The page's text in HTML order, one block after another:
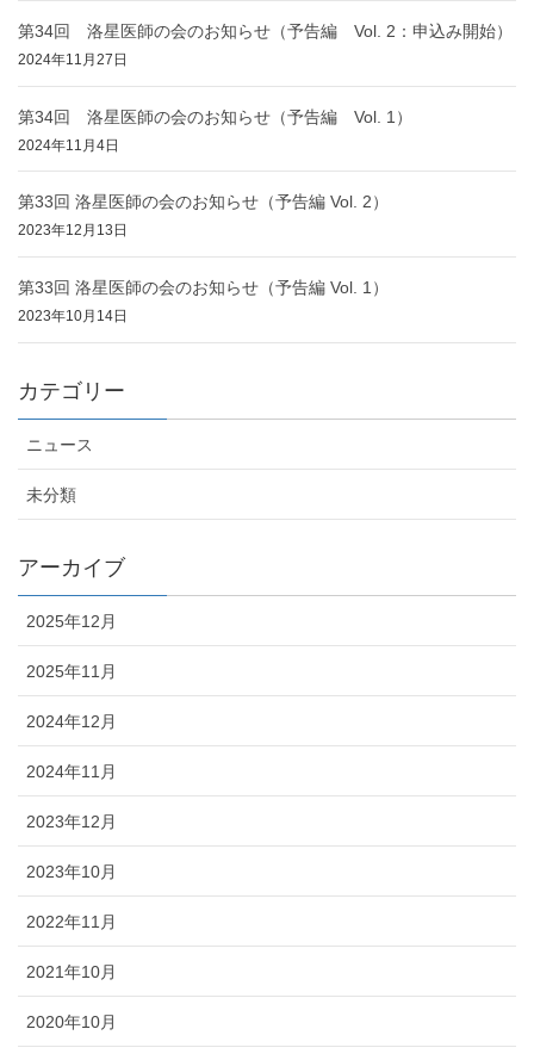
第34回 洛星医師の会のお知らせ（予告編 Vol. 2：申込み開始）
2024年11月27日
第34回 洛星医師の会のお知らせ（予告編 Vol. 1）
2024年11月4日
第33回 洛星医師の会のお知らせ（予告編 Vol. 2）
2023年12月13日
第33回 洛星医師の会のお知らせ（予告編 Vol. 1）
2023年10月14日
カテゴリー
ニュース
未分類
アーカイブ
2025年12月
2025年11月
2024年12月
2024年11月
2023年12月
2023年10月
2022年11月
2021年10月
2020年10月